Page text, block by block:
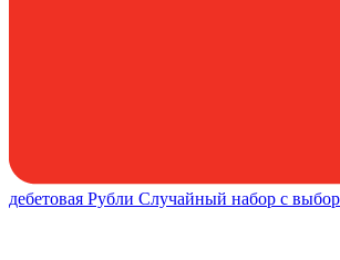
дебетовая Рубли Случайный набор с